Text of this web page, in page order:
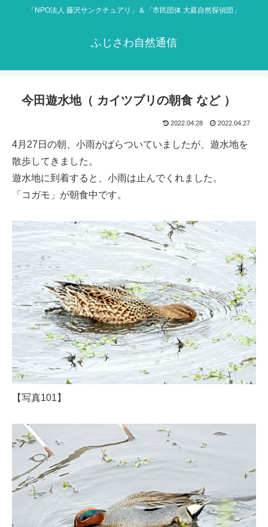
「NPO法人 藤沢サンクチュアリ」＆「市民団体 大庭自然探偵団」
ふじさわ自然通信
今田遊水地（ カイツブリの朝食 など ）
2022.04.28 2022.04.27
4月27日の朝、小雨がぱらついていましたが、遊水地を
散歩してきました。
遊水地に到着すると、小雨は止んでくれました。
「コガモ」が朝食中です。
【写真101】